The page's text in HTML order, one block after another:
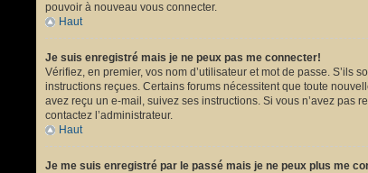
pouvoir à nouveau vous connecter.
Haut
Je suis enregistré mais je ne peux pas me connecter!
Vérifiez, en premier, vos nom d’utilisateur et mot de passe. S’ils
instructions reçues. Certains forums nécessitent que toute
avez reçu un e-mail, suivez ses instructions. Si vous n’avez pas
contactez l’administrateur.
Haut
Je me suis enregistré par le passé mais je ne peux plus me